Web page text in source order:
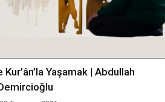
Kur’ân’la Yaşamak | Abdullah